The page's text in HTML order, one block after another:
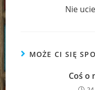
Nie
MOŻE CI SIĘ
Coś o